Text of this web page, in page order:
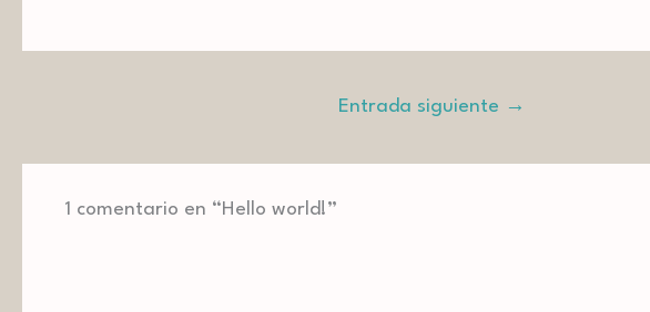
Entrada siguiente →
1 comentario en “Hello world!”